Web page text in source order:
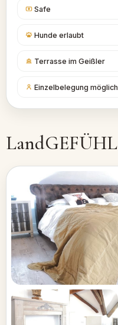
Safe
Hunde erlaubt
Terrasse im Geißler
Einzelbelegung möglich
LandGEFÜHL